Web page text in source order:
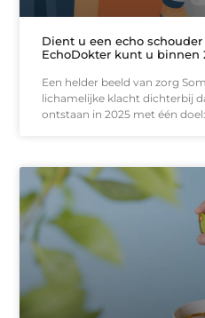
Dient u een echo
EchoDokter kunt u binnen
Een helder beeld van zorg
lichamelijke klacht dichterbij
ontstaan in 2025 met één doel: